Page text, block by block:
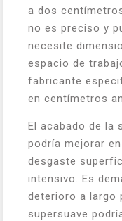
a dos
no es preciso y
necesite
espacio de
fabricante
en centímetros
El acabado de la
podría mejorar
desgaste
intensivo. Es
deterioro a largo
supersuave